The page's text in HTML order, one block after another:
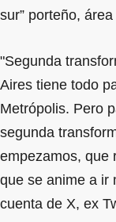
sur” porteño,
"Segunda
Aires tiene todo
Metrópolis. Pero
segunda
empezamos, que
que se anime a ir
cuenta de X, ex